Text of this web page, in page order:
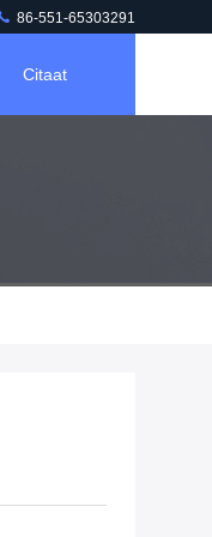
86-551-65303291
Citaat